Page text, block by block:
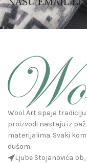
Wool Art spaja tradiciju
proizvodi nastaju iz
materijalima. Svaki
dušom.
Ljube Stojanovića bb,